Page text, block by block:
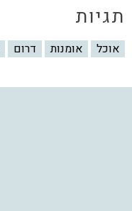
תגיות
אוכל אומנות דרום